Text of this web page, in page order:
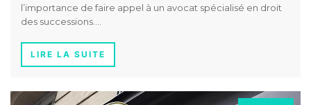
l’importance de faire appel à un avocat spécialisé en droit
des successions….
LIRE LA SUITE